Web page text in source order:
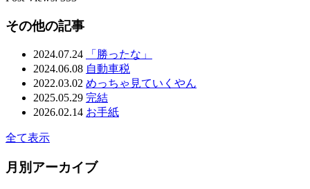
その他の記事
2024.07.24
「勝ったな」
2024.06.08 自動車税
2022.03.02 めっちゃ見ていくやん
2025.05.29 完結
2026.02.14 お手紙
全て表示
月別アーカイブ